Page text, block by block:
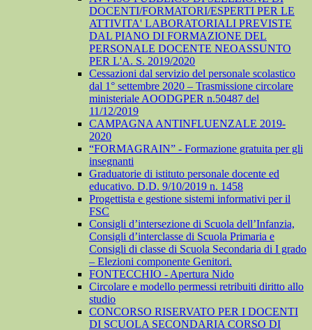
DOCENTI/FORMATORI/ESPERTI PER LE
ATTIVITA' LABORATORIALI PREVISTE
DAL PIANO DI FORMAZIONE DEL
PERSONALE DOCENTE NEOASSUNTO
PER L'A. S. 2019/2020
Cessazioni dal servizio del personale scolastico
dal 1° settembre 2020 – Trasmissione circolare
ministeriale AOODGPER n.50487 del
11/12/2019
CAMPAGNA ANTINFLUENZALE 2019-
2020
“FORMAGRAIN” - Formazione gratuita per gli
insegnanti
Graduatorie di istituto personale docente ed
educativo. D.D. 9/10/2019 n. 1458
Progettista e gestione sistemi informativi per il
FSC
Consigli d’intersezione di Scuola dell’Infanzia,
Consigli d’interclasse di Scuola Primaria e
Consigli di classe di Scuola Secondaria di I grado
– Elezioni componente Genitori.
FONTECCHIO - Apertura Nido
Circolare e modello permessi retribuiti diritto allo
studio
CONCORSO RISERVATO PER I DOCENTI
DI SCUOLA SECONDARIA CORSO DI